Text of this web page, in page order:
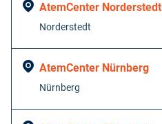
AtemCenter Norderstedt
Norderstedt
AtemCenter Nürnberg
Nürnberg